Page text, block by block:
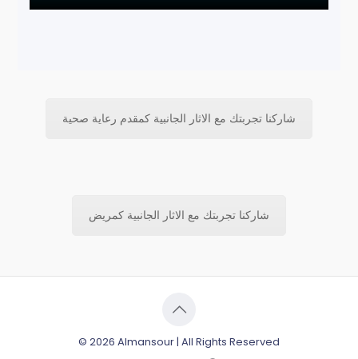
شاركنا تجربتك مع الاثار الجانبية كمقدم رعاية صحية
شاركنا تجربتك مع الاثار الجانبية كمريض
© 2026 Almansour | All Rights Reserved